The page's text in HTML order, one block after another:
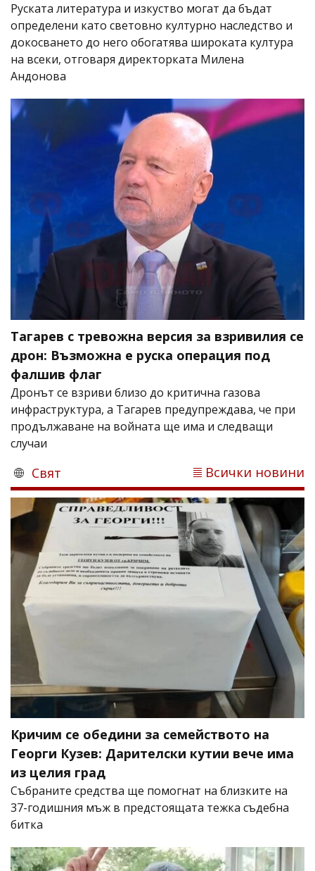
Руската литература и изкуство могат да бъдат
определени като световно културно наследство и
докосването до него обогатява широката култура
на всеки, отговаря директорката Милена
Андонова
Тагарев с тревожна версия за взривилия се
дрон: Възможна е руска операция под
фалшив флаг
Дронът се взриви близо до критична газова
инфраструктура, а Тагарев предупреждава, че при
продължаване на войната ще има и следващи
случаи
Свят Всички новини
Кричим се обедини за семейството на
Георги Кузев: Дарителски кутии вече има
из целия град
Събраните средства ще помогнат на близките на
37-годишния мъж в предстоящата тежка съдебна
битка